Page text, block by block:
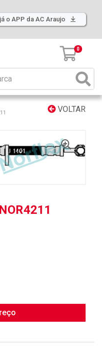
o APP da AC Araujo
0
VOLTAR